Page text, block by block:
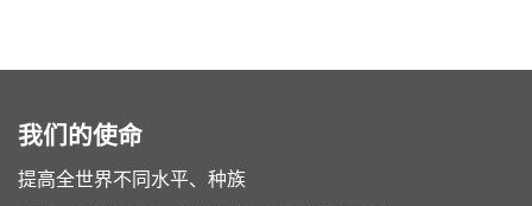
我们的使命
提高全世界不同水平、种族